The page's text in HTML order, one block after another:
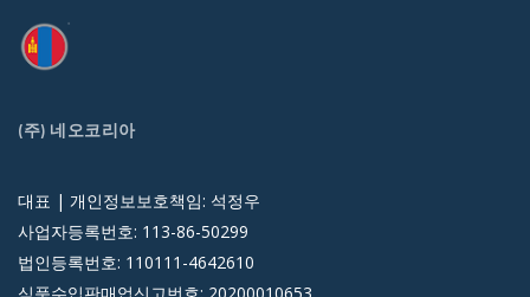
(주) 네오코리아
대표 | 개인정보보호책임: 석정우
사업자등록번호: 113-86-50299
법인등록번호: 110111-4642610